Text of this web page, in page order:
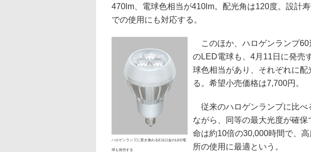
470lm、電球色相当が410lm。配光角は120度。設計
での使用にも対応する。
ハロゲンランプに置き換わるE11口金のLED電
球も発売する
このほか、ハロゲンランプ60
のLED電球も、4月11日に発売
球色相当があり、それぞれに
る。希望小売価格は7,700円。
従来のハロゲンランプに比べ
ながら、同等の最大光度が確
命は約10倍の30,000時間で、
所の使用に最適という。